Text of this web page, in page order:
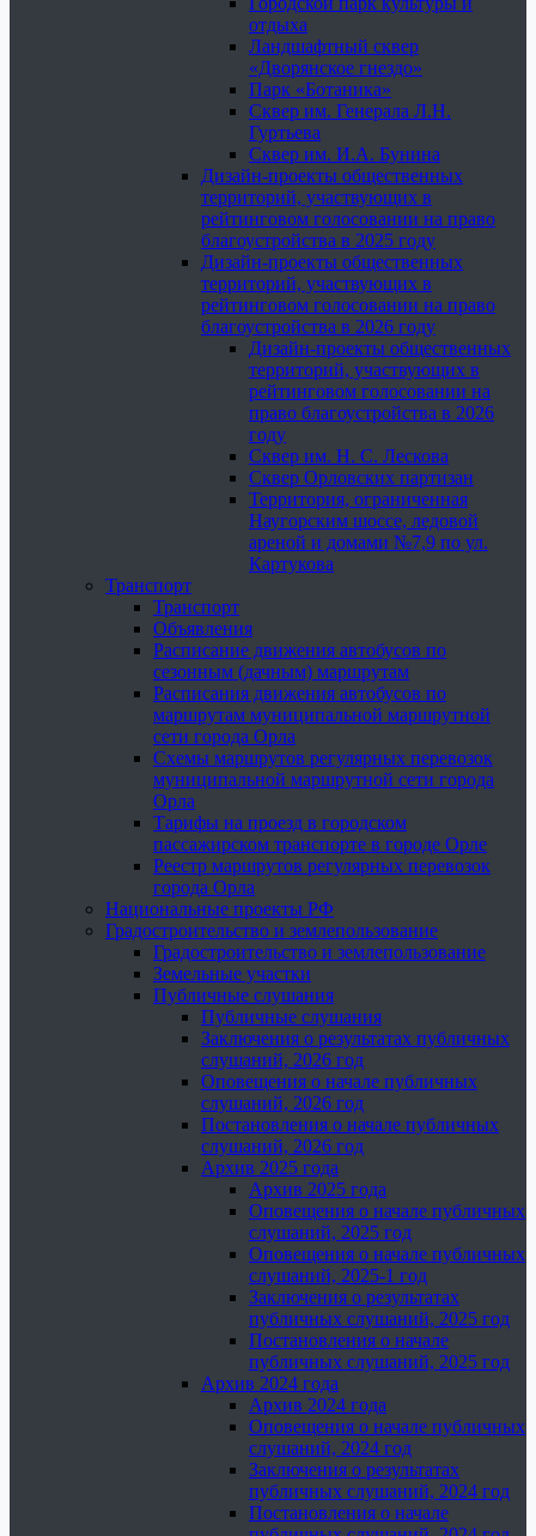
отдыха
Ландшафтный сквер
«Дворянское гнездо»
Парк «Ботаника»
Сквер им. Генерала Л.Н.
Гуртьева
Сквер им. И.А. Бунина
Дизайн-проекты общественных
территорий, участвующих в
рейтинговом голосовании на право
благоустройства в 2025 году
Дизайн-проекты общественных
территорий, участвующих в
рейтинговом голосовании на право
благоустройства в 2026 году
Дизайн-проекты общественных
территорий, участвующих в
рейтинговом голосовании на
право благоустройства в 2026
году
Сквер им. Н. С. Лескова
Сквер Орловских партизан
Территория, ограниченная
Наугорским шоссе, ледовой
ареной и домами №7,9 по ул.
Картукова
Транспорт
Транспорт
Объявления
Расписание движения автобусов по
сезонным (дачным) маршрутам
Расписания движения автобусов по
маршрутам муниципальной маршрутной
сети города Орла
Схемы маршрутов регулярных перевозок
муниципальной маршрутной сети города
Орла
Тарифы на проезд в городском
пассажирском транспорте в городе Орле
Реестр маршрутов регулярных перевозок
города Орла
Национальные проекты РФ
Градостроительство и землепользование
Градостроительство и землепользование
Земельные участки
Публичные слушания
Публичные слушания
Заключения о результатах публичных
слушаний, 2026 год
Оповещения о начале публичных
слушаний, 2026 год
Постановления о начале публичных
слушаний, 2026 год
Архив 2025 года
Архив 2025 года
Оповещения о начале публичных
слушаний, 2025 год
Оповещения о начале публичных
слушаний, 2025-1 год
Заключения о результатах
публичных слушаний, 2025 год
Постановления о начале
публичных слушаний, 2025 год
Архив 2024 года
Архив 2024 года
Оповещения о начале публичных
слушаний, 2024 год
Заключения о результатах
публичных слушаний, 2024 год
Постановления о начале